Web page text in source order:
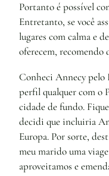
Portanto é possível
Entretanto, se você
lugares com calma e
oferecem, recomendo
Conheci Annecy pelo
perfil qualquer com o
cidade de fundo.
decidi que incluiria
Europa. Por sorte,
meu marido uma
aproveitamos e